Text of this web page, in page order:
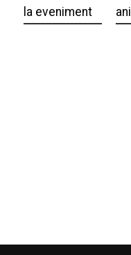
la eveniment
ani